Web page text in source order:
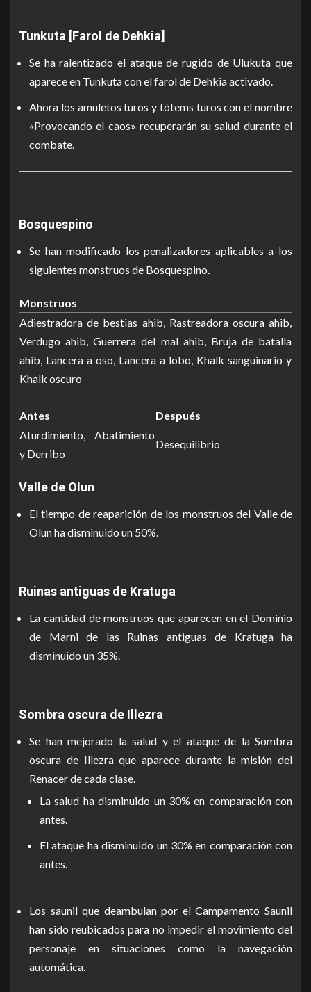
Tunkuta [Farol de Dehkia]
Se ha ralentizado el ataque de rugido de Ulukuta que
aparece en Tunkuta con el farol de Dehkia activado.
Ahora los amuletos turos y tótems turos con el nombre
«Provocando el caos» recuperarán su salud durante el
combate.
Bosquespino
Se han modificado los penalizadores aplicables a los
siguientes monstruos de Bosquespino.
Monstruos
Adiestradora de bestias ahib, Rastreadora oscura ahib,
Verdugo ahib, Guerrera del mal ahib, Bruja de batalla
ahib, Lancera a oso, Lancera a lobo, Khalk sanguinario y
Khalk oscuro
Antes
Después
Aturdimiento, Abatimiento
y Derribo
Desequilibrio
Valle de Olun
El tiempo de reaparición de los monstruos del Valle de
Olun ha disminuido un 50%.
Ruinas antiguas de Kratuga
La cantidad de monstruos que aparecen en el Dominio
de Marni de las Ruinas antiguas de Kratuga ha
disminuido un 35%.
Sombra oscura de Illezra
Se han mejorado la salud y el ataque de la Sombra
oscura de Illezra que aparece durante la misión del
Renacer de cada clase.
La salud ha disminuido un 30% en comparación con
antes.
El ataque ha disminuido un 30% en comparación con
antes.
Los saunil que deambulan por el Campamento Saunil
han sido reubicados para no impedir el movimiento del
personaje en situaciones como la navegación
automática.